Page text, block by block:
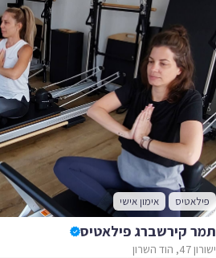
פילאטיס אימון אישי
תמר קירשברג פילאטיס
ישורון 47, הוד השרון